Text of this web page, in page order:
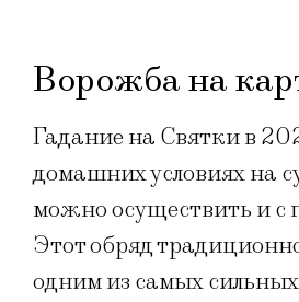
Ворожба на
Гадание на Святки в
домашних условиях на
можно осуществить и с
Этот обряд
одним из самых